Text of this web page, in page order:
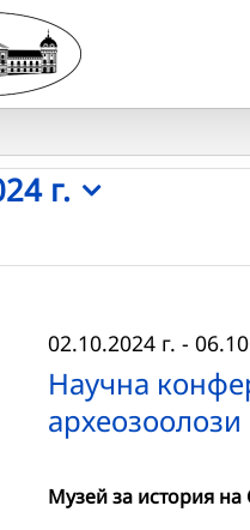
г.
Научна
02.10.2024 г. -
Музей за история